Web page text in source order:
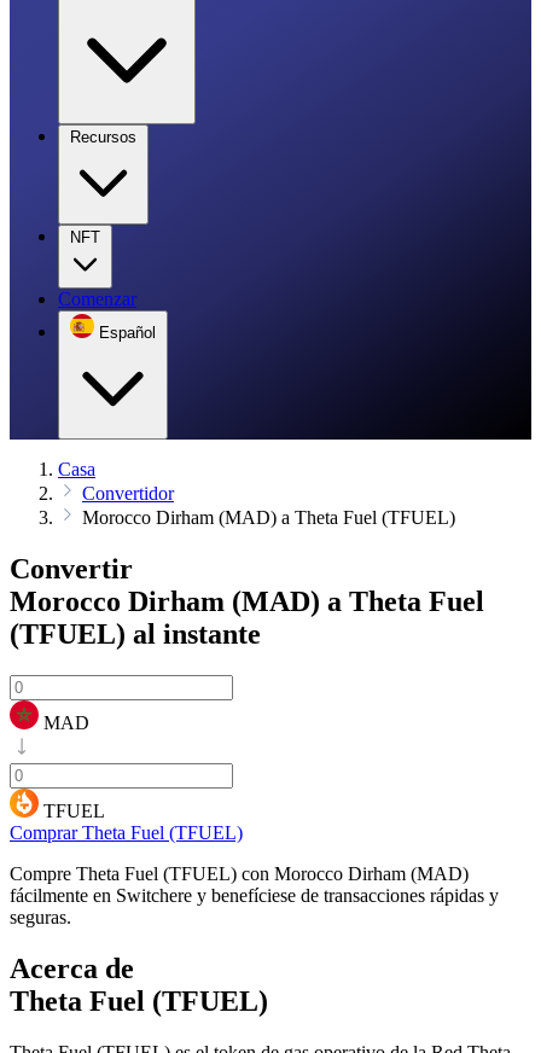
Recursos
NFT
Comenzar
Español
Casa
Convertidor
Morocco Dirham (MAD) a Theta Fuel (TFUEL)
Convertir
Morocco Dirham (MAD) a Theta Fuel
(TFUEL) al instante
MAD
TFUEL
Comprar Theta Fuel (TFUEL)
Compre Theta Fuel (TFUEL) con Morocco Dirham (MAD)
fácilmente en Switchere y benefíciese de transacciones rápidas y
seguras.
Acerca de
Theta Fuel (TFUEL)